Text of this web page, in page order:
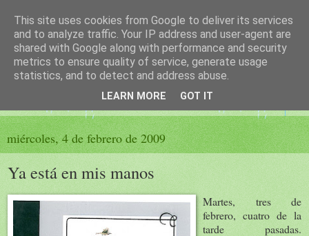
El sueño de las palabras
PÁGINA LITERARIA DE FELISA MORENO
miércoles, 4 de febrero de 2009
Ya está en mis manos
Martes, tres de
febrero, cuatro de la
tarde pasadas.
This site uses cookies from Google to deliver its services
and to analyze traffic. Your IP address and user-agent are
shared with Google along with performance and security
metrics to ensure quality of service, generate usage
statistics, and to detect and address abuse.
LEARN MORE GOT IT